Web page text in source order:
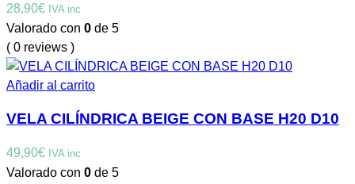
28,90€ IVA inc
Valorado con 0 de 5
( 0 reviews )
Añadir al carrito
VELA CILÍNDRICA BEIGE CON BASE H20 D10
49,90€ IVA inc
Valorado con 0 de 5